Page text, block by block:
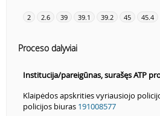
2 2.6 39 39.1 39.2 45 45.4
Proceso dalyviai
Institucija/pareigūnas, surašęs ATP
Klaipėdos apskrities vyriausiojo
policijos biuras 191008577